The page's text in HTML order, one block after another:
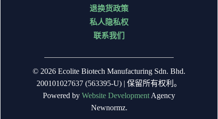
退换货政策
私人隐私权
联系我们
© 2026 Ecolite Biotech Manufacturing Sdn. Bhd.
200101027637 (563395-U) | 保留所有权利。
Powered by Website DevelopmentAgency
Newnormz.